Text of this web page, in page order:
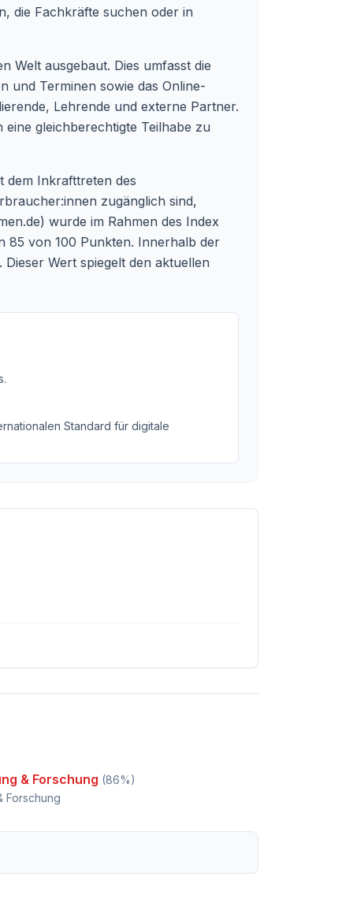
die Fachkräfte suchen oder in
Welt ausgebaut. Dies umfasst die
und Terminen sowie das Online-
Lehrende und externe Partner.
gleichberechtigte Teilhabe zu
dem Inkrafttreten des
zugänglich sind,
) wurde im Rahmen des Index
85 von 100 Punkten. Innerhalb der
Wert spiegelt den aktuellen
.
Standard für digitale
& Forschung (86%)
Forschung